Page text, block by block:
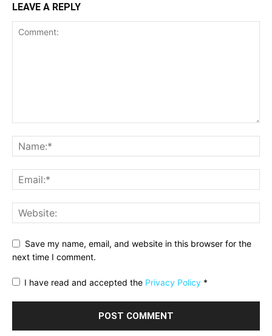
LEAVE A REPLY
Save my name, email, and website in this browser for the
next time I comment.
I have read and accepted the Privacy Policy *